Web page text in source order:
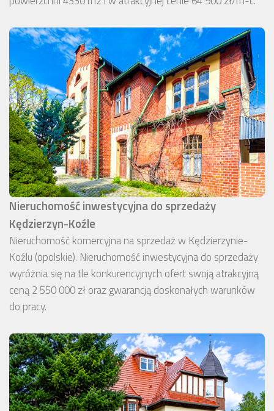
Nieruchomość inwestycyjna do sprzedaży
Kędzierzyn-Koźle
Nieruchomość komercyjna na sprzedaż w Kędzierzynie-
Koźlu (opolskie). Nieruchomość inwestycyjna do sprzedaży
wyróżnia się na tle konkurencyjnych ofert swoją atrakcyjną
ceną 2 550 000 zł oraz gwarancją doskonałych warunków
do pracy.